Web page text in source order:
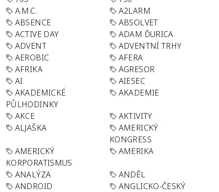
A.M.C.
A2LARM
ABSENCE
ABSOLVET
ACTIVE DAY
ADAM ĎURICA
ADVENT
ADVENTNÍ TRHY
AEROBIC
AFERA
AFRIKA
AGRESOR
AI
AIESEC
AKADEMICKÉ
PŮLHODINKY
AKADEMIE
AKCE
AKTIVITY
ALJAŠKA
AMERICKÝ
KONGRESS
AMERICKÝ
KORPORATISMUS
AMERIKA
ANALÝZA
ANDĚL
ANDROID
ANGLICKO-ČESKÝ